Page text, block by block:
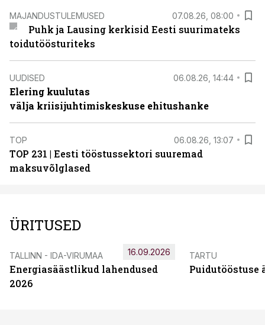
MAJANDUSTULEMUSED 07.08.26, 08:00
Puhk ja Lausing kerkisid Eesti suurimateks
toidutöösturiteks
UUDISED 06.08.26, 14:44
Elering kuulutas
välja kriisijuhtimiskeskuse ehitushanke
TOP 06.08.26, 13:07
TOP 231 | Eesti tööstussektori suuremad
maksuvõlglased
ÜRITUSED
TALLINN - IDA-VIRUMAA
Energiasäästlikud lahendused
2026
16.09.2026 TARTU
Puidutööstuse